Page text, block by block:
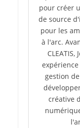
pour créer
de source
pour les
à l'arc.
gestion
créative